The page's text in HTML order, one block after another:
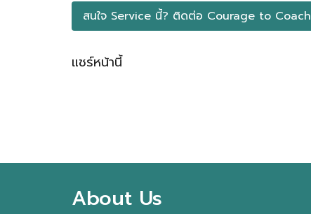
สนใจ Service นี้? ติดต่อ​ Courage to Coach
แชร์หน้านี้
About Us